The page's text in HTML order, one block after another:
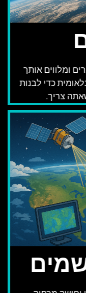
ומלווים אותך
כדי לבנות
צריך.